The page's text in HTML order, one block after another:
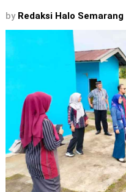
by Redaksi Halo Semarang